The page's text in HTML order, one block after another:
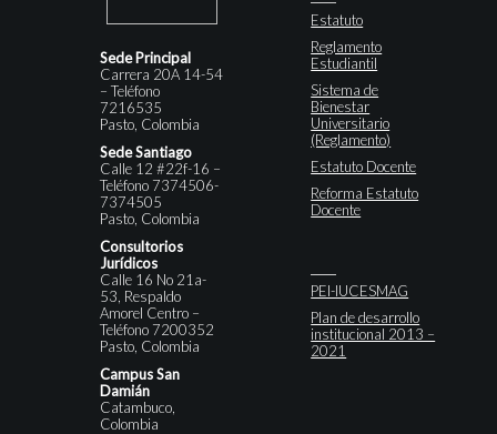
Sede Principal
Carrera 20A 14-54
– Teléfono
7216535
Pasto, Colombia
Sede Santiago
Calle 12 #22f-16 –
Teléfono 7374506-
7374505
Pasto, Colombia
Consultorios
Jurídicos
Calle 16 No 21a-
53, Respaldo
Amorel Centro –
Teléfono 7200352
Pasto, Colombia
Campus San
Damián
Catambuco,
Colombia
Estatuto
Reglamento
Estudiantil
Sistema de
Bienestar
Universitario
(Reglamento)
Estatuto Docente
Reforma Estatuto
Docente
PEI-IUCESMAG
Plan de desarrollo
institucional 2013 –
2021